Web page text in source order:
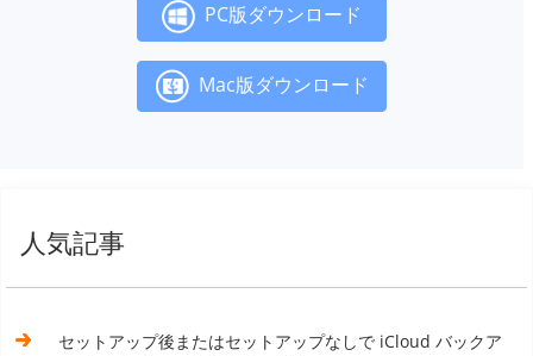
PC版ダウンロード
Mac版ダウンロード
人気記事
セットアップ後またはセットアップなしで iCloud バックア